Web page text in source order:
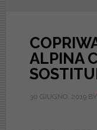
ALPINA
30 GIUGNO, 2019BY